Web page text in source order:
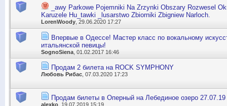
_awy Parkowe Pojemniki Na Zrzynki Obszary Rozwesel
Karuzele Hu_tawki _lusarstwo Zbiorniki Zbigniew Narloch.
LorenWoody , 29.06.2020 17:27
Впервые в Одессе! Мастер класс по вокальному
итальянской певицы!
SognoSiena , 01.02.2017 16:46
Продам 2 билета на ROCK SYMPHONY
Любовь Рибас , 07.03.2020 17:23
Продам билеты в Оперный на Лебединое озеро 27.07.19
alexko , 19.07.2019 15:19